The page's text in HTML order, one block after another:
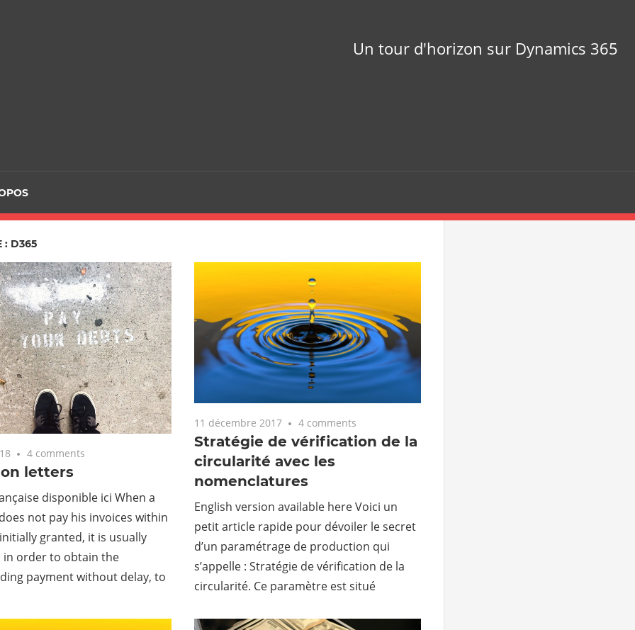
Un tour d'horizon sur Dynamics 365
: D365
4 comments
letters
disponible ici When a
not pay his invoices within
granted, it is usually
in order to obtain the
payment without delay, to
11 décembre 2017 4 comments
Stratégie de vérification de la
circularité avec les
nomenclatures
English version available here Voici un
petit article rapide pour dévoiler le secret
d’un paramétrage de production qui
s’appelle : Stratégie de vérification de la
circularité. Ce paramètre est situé